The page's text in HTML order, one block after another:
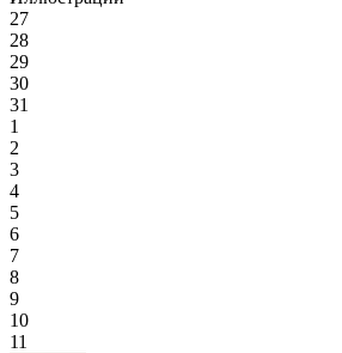
27
28
29
30
31
1
2
3
4
5
6
7
8
9
10
11